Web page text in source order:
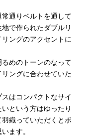
通りベルトを通して
で作られたダブルリ
ングのアクセントに
めのトーンのなって
ングに合わせていた
はコンパクトなサイ
という方はゆったり
織っていただくとボ
ます。